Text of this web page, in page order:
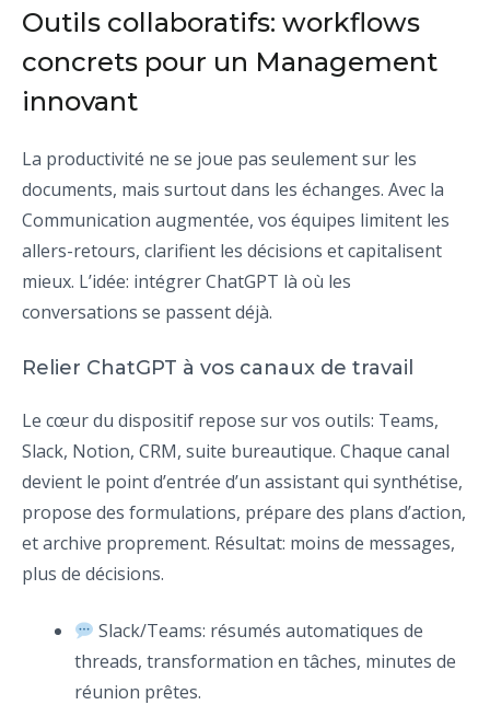
Outils collaboratifs: workflows
concrets pour un Management
innovant
La productivité ne se joue pas seulement sur les
documents, mais surtout dans les échanges. Avec la
Communication augmentée, vos équipes limitent les
allers-retours, clarifient les décisions et capitalisent
mieux. L’idée: intégrer ChatGPT là où les
conversations se passent déjà.
Relier ChatGPT à vos canaux de travail
Le cœur du dispositif repose sur vos outils: Teams,
Slack, Notion, CRM, suite bureautique. Chaque canal
devient le point d’entrée d’un assistant qui synthétise,
propose des formulations, prépare des plans d’action,
et archive proprement. Résultat: moins de messages,
plus de décisions.
Slack/Teams: résumés automatiques de
threads, transformation en tâches, minutes de
réunion prêtes.